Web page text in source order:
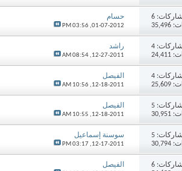
6
حسام
01-07-2012,
03:56 PM
4
راشد
12-27-2011,
08:54 AM
4
الفيصل
12-18-2011,
10:56 AM
5
الفيصل
12-18-2011,
10:55 AM
5
سوسنة إسماعيل
12-17-2011,
03:17 PM
6
الفيصل